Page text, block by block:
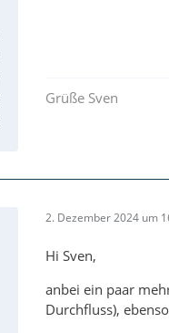
Grüße Sven
2. Dezember 2024 um
Hi Sven,
anbei ein paar
Durchfluss),